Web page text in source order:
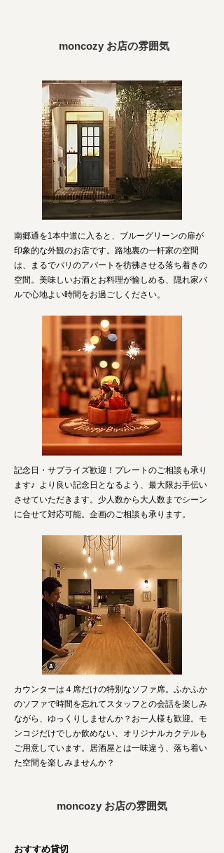
moncozy お店の雰囲気
南郷通を1本中道に入ると、ブルーグリーンの扉が
印象的な外観のお店です。路地裏の一軒家の空間
は、まるでパリのアパートを彷彿させる落ち着きの
空間。美味しいお酒とお料理が愉しめる、隠れ家バ
ルで心地よい時間をお過ごしください。
記念日・サプライズ歓迎！プレートのご相談も承り
ます♪ より良い記念日となるよう、最大限お手伝い
させていただきます。少人数から大人数までシーン
に合せて対応可能。企画のご相談も承ります。
カウンターは４席だけの特別なソファ席。ふかふか
のソファで時間を忘れてスタッフとの会話を楽しみ
ながら、ゆっくりしませんか？お一人様も歓迎。モ
ンコジだけでしか飲めない、オリジナルカクテルも
ご用意しています。居酒屋とは一味違う、落ち着い
た空間を楽しみませんか？
moncozy お店の雰囲気
おすすめ貸切